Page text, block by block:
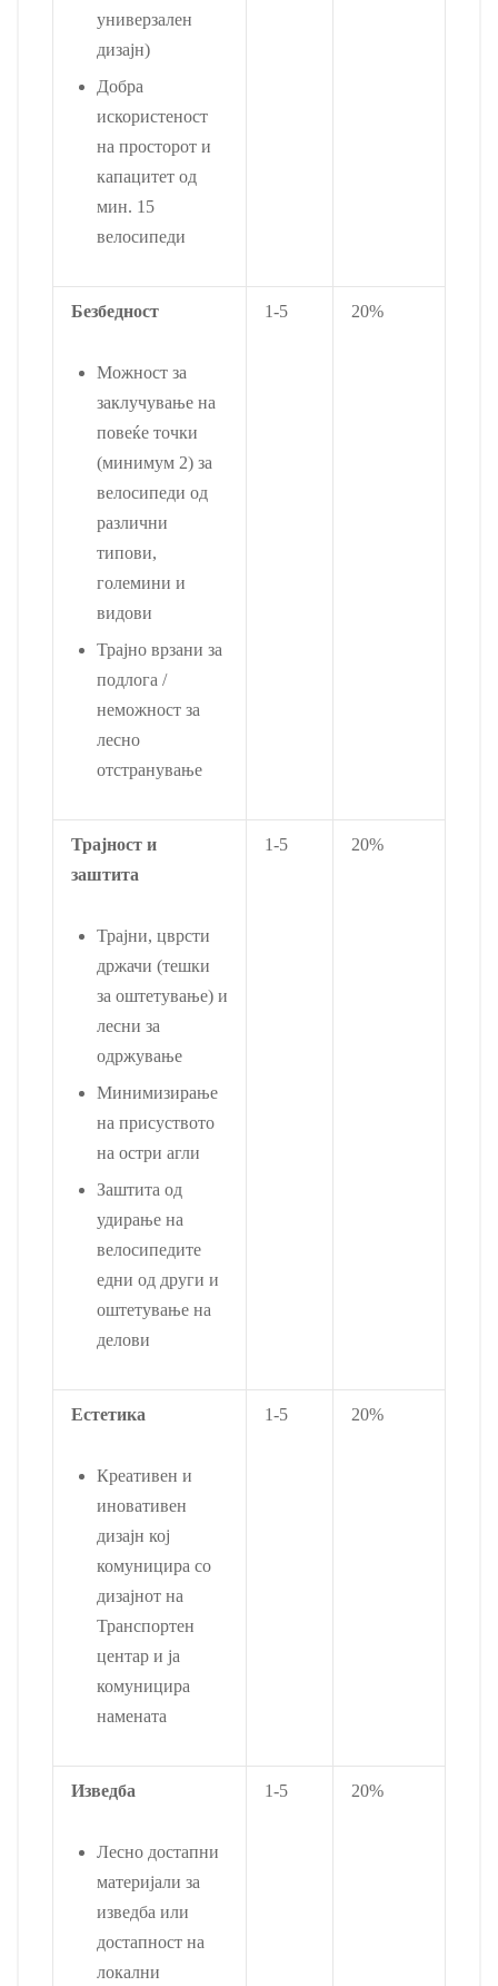
универзален
дизајн)
Добра
искористеност
на просторот и
капацитет од
мин. 15
велосипеди
Безбедност
Можност за
заклучување на
повеќе точки
(минимум 2) за
велосипеди од
различни
типови,
големини и
видови
Трајно врзани за
подлога /
неможност за
лесно
отстранување
1-5 20%
Трајност и
заштита
Трајни, цврсти
држачи (тешки
за оштетување) и
лесни за
одржување
Минимизирање
на присуството
на остри агли
Заштита од
удирање на
велосипедите
едни од други и
оштетување на
делови
1-5 20%
Естетика
Креативен и
иновативен
дизајн кој
комуницира со
дизајнот на
Транспортен
центар и ја
комуницира
намената
1-5 20%
Изведба
Лесно достапни
материјали за
изведба или
достапност на
локални
1-5 20%